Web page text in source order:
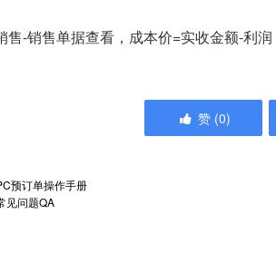
售-销售单据查看，成本价=实收金额-利润
赞 (0)
预订单操作手册
见问题QA